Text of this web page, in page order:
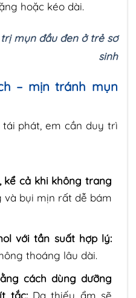
hoặc kéo dài.
mụn đầu đen ở trẻ sơ
sinh
– mịn tránh mụn
phát, em cần duy trì
cả khi không trang
và bụi mịn rất dễ bám
với tần suất hợp lý:
thoáng lâu dài.
cách dùng dưỡng
tắc: Da thiếu ẩm sẽ